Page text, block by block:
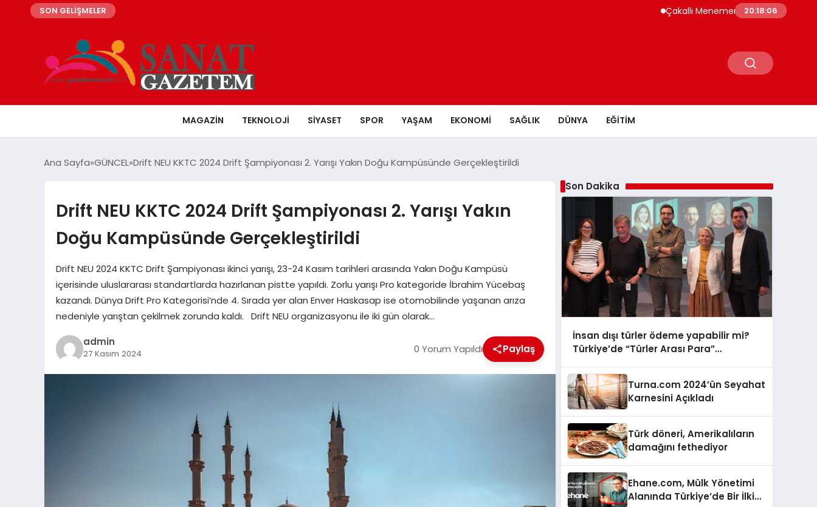
SON GELİŞMELER Çakallı Menemeni Neden Meşhur? Lezzetinin
20:18:07
MAGAZIN TEKNOLOJI SIYASET SPOR YAŞAM EKONOMI SAĞLIK DÜNYA EĞITIM
Ana Sayfa GÜNCEL Drift NEU KKTC 2024 Drift Şampiyonası 2. Yarışı Yakın Doğu Kampüsünde Gerçekleştirildi
Drift NEU KKTC 2024 Drift Şampiyonası 2. Yarışı Yakın
Doğu Kampüsünde Gerçekleştirildi
Drift NEU 2024 KKTC Drift Şampiyonası ikinci yarışı, 23-24 Kasım tarihleri arasında Yakın Doğu Kampüsü
içerisinde uluslararası standartlarda hazırlanan pistte yapıldı. Zorlu yarışı Pro kategoride İbrahim Yücebaş
kazandı. Dünya Drift Pro Kategorisi’nde 4. Sırada yer alan Enver Haskasap ise otomobilinde yaşanan arıza
nedeniyle yarıştan çekilmek zorunda kaldı. Drift NEU organizasyonu ile iki gün olarak…
admin
27 Kasım 2024 0 Yorum Yapıldı Paylaş
Son Dakika
İnsan dışı türler ödeme yapabilir mi?
Türkiye’de “Türler Arası Para”
Turna.com 2024’ün Seyahat
Karnesini Açıkladı
Türk döneri, Amerikalıların
damağını fethediyor
Ehane.com, Mülk Yönetimi
Alanında Türkiye’de Bir İlki